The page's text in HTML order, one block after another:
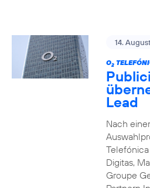
14.
O2
Lead
Nach
Digitas,
Groupe